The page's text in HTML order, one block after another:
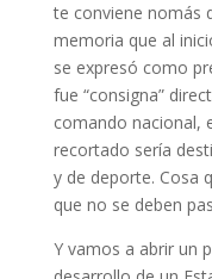
te conviene nomás
memoria que al
se expresó como
fue “consigna”
comando nacional,
recortado sería
y de deporte. Cosa
que no se deben
Y vamos a abrir un